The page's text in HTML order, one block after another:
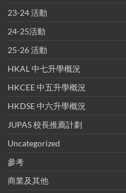
23-24 活動
24-25活動
25-26 活動
HKAL 中七升學概況
HKCEE 中五升學概況
HKDSE 中六升學概況
JUPAS 校長推薦計劃
Uncategorized
參考
商業及其他